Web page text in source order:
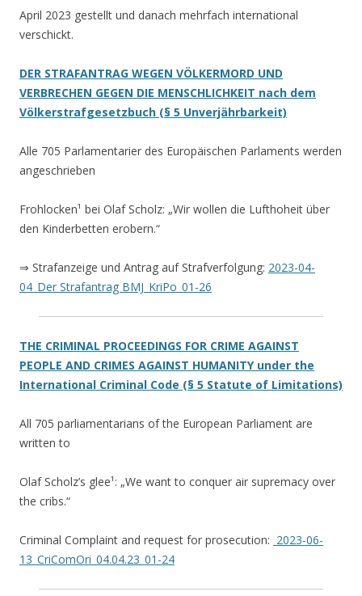
April 2023 gestellt und danach mehrfach international
verschickt.
DER STRAFANTRAG WEGEN VÖLKERMORD UND
VERBRECHEN GEGEN DIE MENSCHLICHKEIT nach dem
Völkerstrafgesetzbuch (§ 5 Unverjährbarkeit)
Alle 705 Parlamentarier des Europäischen Parlaments werden
angeschrieben
Frohlocken¹ bei Olaf Scholz: „Wir wollen die Lufthoheit über
den Kinderbetten erobern.“
⇒ Strafanzeige und Antrag auf Strafverfolgung: 2023-04-
04_Der Strafantrag BMJ_KriPo_01-26
THE CRIMINAL PROCEEDINGS FOR CRIME AGAINST
PEOPLE AND CRIMES AGAINST HUMANITY under the
International Criminal Code (§ 5 Statute of Limitations)
All 705 parliamentarians of the European Parliament are
written to
Olaf Scholz’s glee¹: „We want to conquer air supremacy over
the cribs.“
Criminal Complaint and request for prosecution: 2023-06-
13_CriComOri_04.04.23_01-24